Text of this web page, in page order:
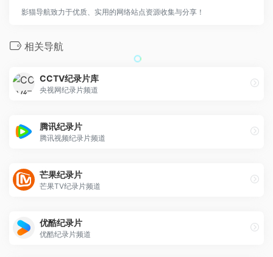
影猫导航致力于优质、实用的网络站点资源收集与分享！
相关导航
CCTV纪录片库
央视网纪录片频道
腾讯纪录片
腾讯视频纪录片频道
芒果纪录片
芒果TV纪录片频道
优酷纪录片
优酷纪录片频道